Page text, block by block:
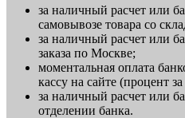
за наличный расчет или
самовывозе товара со
за наличный расчет или
заказа по Москве;
моментальная оплата
кассу на сайте (процент
за наличный расчет или
отделении банка.